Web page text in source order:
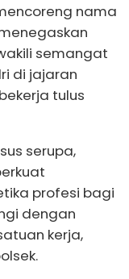
nama
semangat
di jajaran
tulus
serupa,
profesi bagi
dengan
kerja,